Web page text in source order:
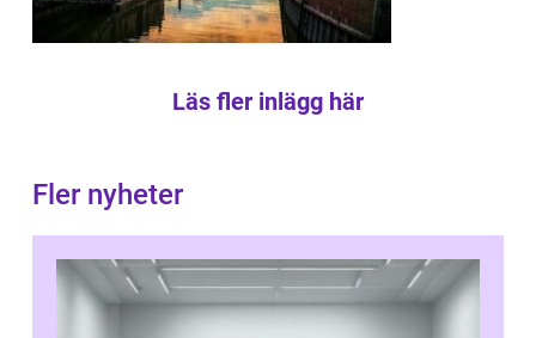
Läs fler inlägg här
Fler nyheter